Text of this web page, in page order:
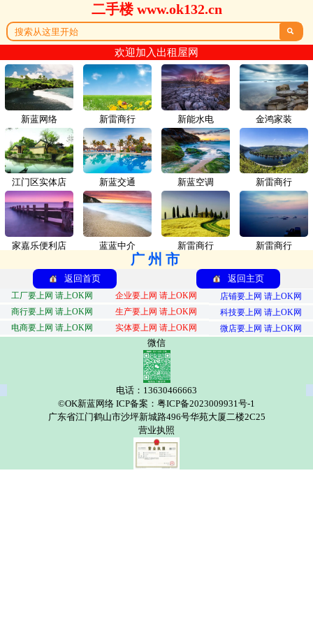
二手楼 www.ok132.cn

欢迎加入出租屋网
新蓝网络 新雷商行
江门区实体店 新蓝交通
家嘉乐便利店 蓝蓝中介
新能水电 金鸿家装
新蓝空调 新雷商行
新雷商行 新雷商行
广州市
返回首页 返回主页
工厂要上网 请上OK网 企业要上网 请上OK网
店铺要上网 请上OK网
商行要上网 请上OK网
生产要上网 请上OK网
科技要上网 请上OK网
电商要上网 请上OK网
实体要上网 请上OK网 微店要上网 请上OK网
微信
电话：13630466663
©OK新蓝网络 ICP备案：粤ICP备2023009931号-1
广东省江门鹤山市沙坪新城路496号华苑大厦二楼2C25
营业执照